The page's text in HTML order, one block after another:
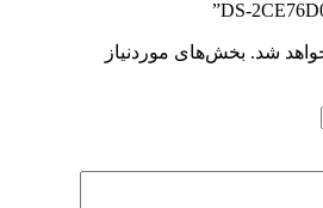
شد. بخش‌های موردنیاز